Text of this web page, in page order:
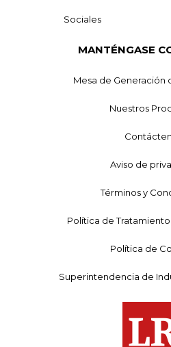
Sociales
MANTÉNGASE
Mesa de Generación
Nuestros
Aviso de
Términos y
Política de
Política de
Superintendencia de